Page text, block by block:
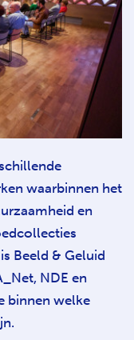
waarbinnen het
en
Beeld & Geluid
NDE en
binnen welke